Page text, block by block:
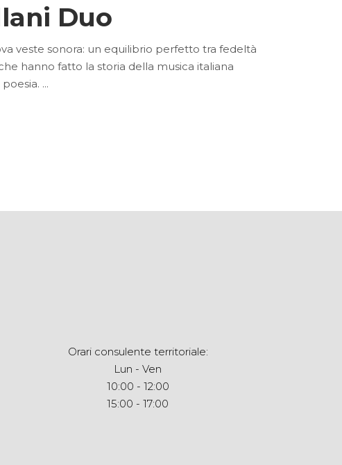
Duo
veste sonora: un equilibrio perfetto tra fedeltà
hanno fatto la storia della musica italiana
Orari consulente territoriale:
Lun - Ven
10:00 - 12:00
15:00 - 17:00